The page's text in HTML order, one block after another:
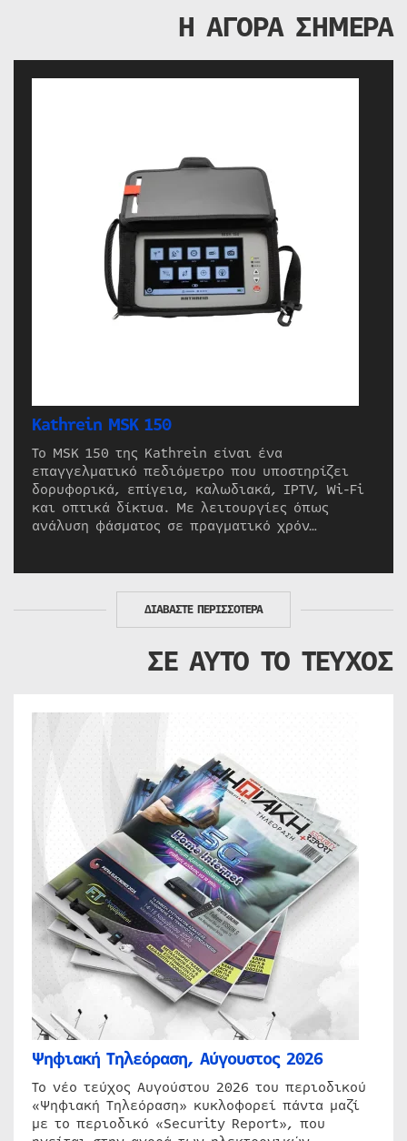
Η ΑΓΟΡΑ ΣΗΜΕΡΑ
Kathrein MSK 150
Το MSK 150 της Kathrein είναι ένα
επαγγελματικό πεδιόμετρο που υποστηρίζει
δορυφορικά, επίγεια, καλωδιακά, IPTV, Wi-Fi
και οπτικά δίκτυα. Με λειτουργίες όπως
ανάλυση φάσματος σε πραγματικό χρόν…
ΔΙΑΒΑΣΤΕ ΠΕΡΙΣΣΟΤΕΡΑ
ΣΕ ΑΥΤΟ ΤΟ ΤΕΥΧΟΣ
Ψηφιακή Τηλεόραση, Αύγουστος 2026
Το νέο τεύχος Αυγούστου 2026 του περιοδικού
«Ψηφιακή Τηλεόραση» κυκλοφορεί πάντα μαζί
με το περιοδικό «Security Report», που